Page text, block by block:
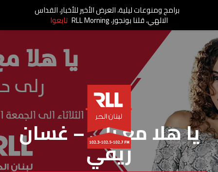
يا هلا مع رولا
يا هلا مع رلى – غسان
ريفي
برامج ومنوعات ليلية، العرض الأخير للأخبار، القداس
الالهي، قلنا بونجور، RLL Morning تابعوا